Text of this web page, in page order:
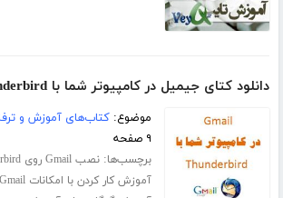
دانلود کتای جیمیل در کامپیوتر شما با Thunderbird
موضوع:کتاب‌های آموزش و
۹ صفحه
برچسب‌ها:نصب Gmail روی Thunderbird
آموزش کار کردن با امکانات Gmail